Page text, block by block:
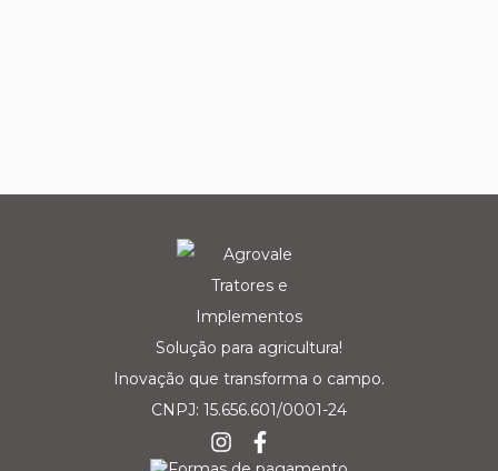
Solução para agricultura!
Inovação que transforma o campo.
CNPJ: 15.656.601/0001-24